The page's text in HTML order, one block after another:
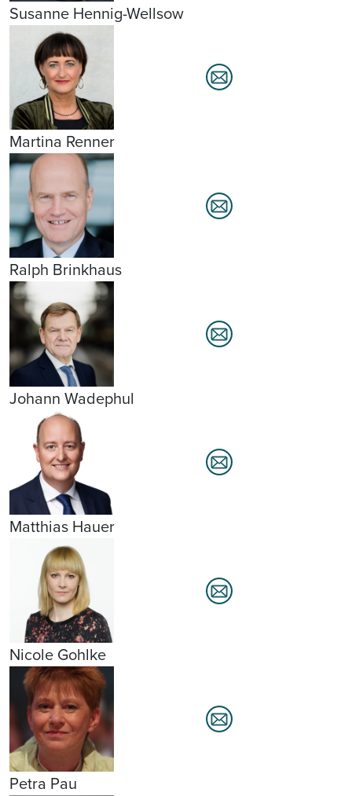
Susanne Hennig-Wellsow
Martina Renner
Ralph Brinkhaus
Johann Wadephul
Matthias Hauer
Nicole Gohlke
Petra Pau